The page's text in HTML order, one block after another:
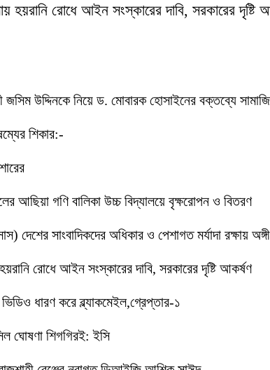
হয়রানি রোধে আইন সংস্কারের দাবি, সরকারের দৃষ্টি
উদ্দিনকে নিয়ে ড. মোবারক হোসাইনের বক্তব্যে
শিকার:-
আছিয়া গণি বালিকা উচ্চ বিদ্যালয়ে বৃক্ষরোপন ও বিতরণ
দেশের সাংবাদিকদের অধিকার ও পেশাগত মর্যাদা রক্ষায়
রোধে আইন সংস্কারের দাবি, সরকারের দৃষ্টি আকর্ষণ
ধারণ করে ব্ল্যাকমেইল,গ্রেপ্তার-১
ঘোষণা শিগগিরই: ইসি